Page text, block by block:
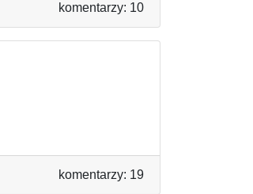
komentarzy: 10
komentarzy: 19